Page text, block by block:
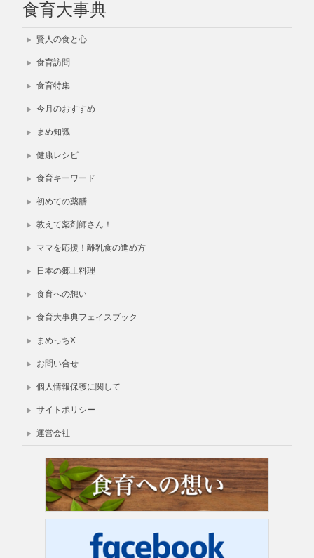
食育大事典
賢人の食と心
食育訪問
食育特集
今月のおすすめ
まめ知識
健康レシピ
食育キーワード
初めての薬膳
教えて薬剤師さん！
ママを応援！離乳食の進め方
日本の郷土料理
食育への想い
食育大事典フェイスブック
まめっちX
お問い合せ
個人情報保護に関して
サイトポリシー
運営会社